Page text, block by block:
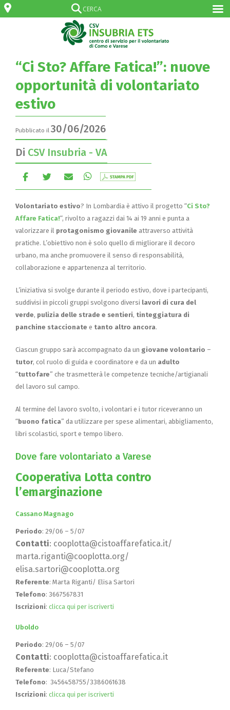
“Ci Sto? Affare Fatica!”: nuove
opportunità di volontariato
estivo
Pubblicato il 30/06/2026
Di CSV Insubria - VA
Volontariato estivo? In Lombardia è attivo il progetto “Ci Sto?
Affare Fatica!“, rivolto a ragazzi dai 14 ai 19 anni e punta a
valorizzare il protagonismo giovanile attraverso attività
pratiche. L’obiettivo non è solo quello di migliorare il decoro
urbano, ma anche promuovere il senso di responsabilità,
collaborazione e appartenenza al territorio.
L’iniziativa si svolge durante il periodo estivo, dove i partecipanti,
suddivisi in piccoli gruppi svolgono diversi lavori di cura del
verde, pulizia delle strade e sentieri, tinteggiatura di
panchine staccionate e tanto altro ancora.
Ciascun gruppo sarà accompagnato da un giovane volontario –
tutor, col ruolo di guida e coordinatore e da un adulto
“tuttofare” che trasmetterà le competenze tecniche/artigianali
del lavoro sul campo.
Al termine del lavoro svolto, i volontari e i tutor riceveranno un
“buono fatica” da utilizzare per spese alimentari, abbigliamento,
libri scolastici, sport e tempo libero.
Dove fare volontariato a Varese
Cooperativa Lotta contro
l’emarginazione
Cassano Magnago
Periodo: 29/06 – 5/07
Contatti: cooplotta@cistoaffarefatica.it/
marta.riganti@cooplotta.org/
elisa.sartori@cooplotta.org
Referente: Marta Riganti/ Elisa Sartori
Telefono: 3667567831
Iscrizioni: clicca qui per iscriverti
Uboldo
Periodo: 29/06 – 5/07
Contatti: cooplotta@cistoaffarefatica.it
Referente: Luca/Stefano
Telefono: 3456458755/3386061638
Iscrizioni: clicca qui per iscriverti